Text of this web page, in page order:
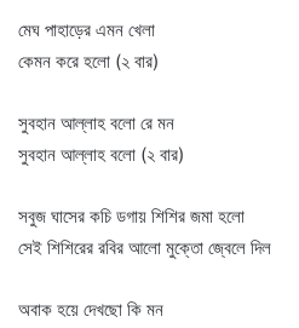
মেঘ পাহাড়ের এমন খেলা
কেমন করে হলো (২ বার)
সুবহান আল্লাহ বলো রে মন
সুবহান আল্লাহ বলো (২ বার)
সবুজ ঘাসের কচি ডগায় শিশির জমা হলো
সেই শিশিরের রবির আলো মুক্তো জ্বেলে দিল
অবাক হয়ে দেখছো কি মন